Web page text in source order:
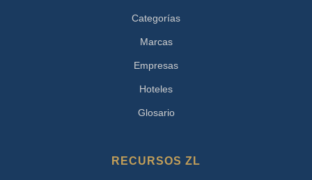
Categorías
Marcas
Empresas
Hoteles
Glosario
RECURSOS ZL